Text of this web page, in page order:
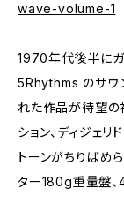
wave-volume-1
1970年代後半にガ
5Rhythms のサウ
れた作品が待望の
ション、ディジェ
トーンがちりばめ
ター180g重量盤、